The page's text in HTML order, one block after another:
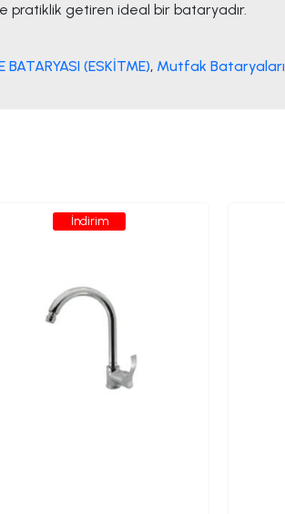
ve pratiklik getiren ideal bir bataryadır.
BATARYASI (ESKİTME), Mutfak Bataryaları
İndirim